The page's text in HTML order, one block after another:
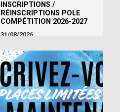
INSCRIPTIONS /
RÉINSCRIPTIONS POLE
COMPÉTITION 2026-2027
31/08/2026